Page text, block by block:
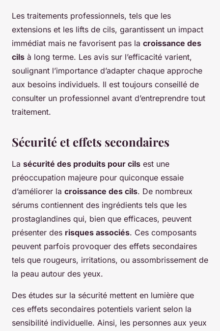
Les traitements professionnels, tels que les
extensions et les lifts de cils, garantissent un impact
immédiat mais ne favorisent pas la croissance des
cils à long terme. Les avis sur l’efficacité varient,
soulignant l’importance d’adapter chaque approche
aux besoins individuels. Il est toujours conseillé de
consulter un professionnel avant d’entreprendre tout
traitement.
Sécurité et effets secondaires
La sécurité des produits pour cils est une
préoccupation majeure pour quiconque essaie
d’améliorer la croissance des cils. De nombreux
sérums contiennent des ingrédients tels que les
prostaglandines qui, bien que efficaces, peuvent
présenter des risques associés. Ces composants
peuvent parfois provoquer des effets secondaires
tels que rougeurs, irritations, ou assombrissement de
la peau autour des yeux.
Des études sur la sécurité mettent en lumière que
ces effets secondaires potentiels varient selon la
sensibilité individuelle. Ainsi, les personnes aux yeux